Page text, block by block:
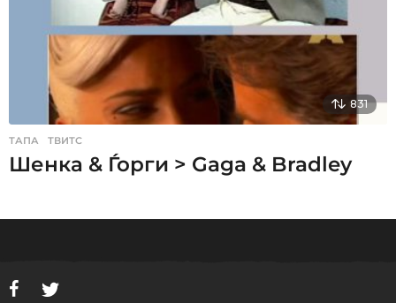
831
ТАПА ,ТВИТС
Шенка & Ѓорги > Gaga & Bradley